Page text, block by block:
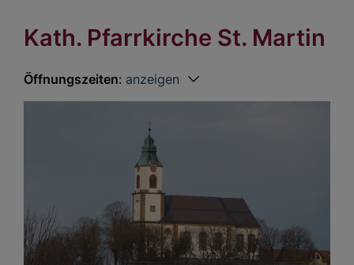
Kath. Pfarrkirche St. Martin
Öffnungszeiten: anzeigen